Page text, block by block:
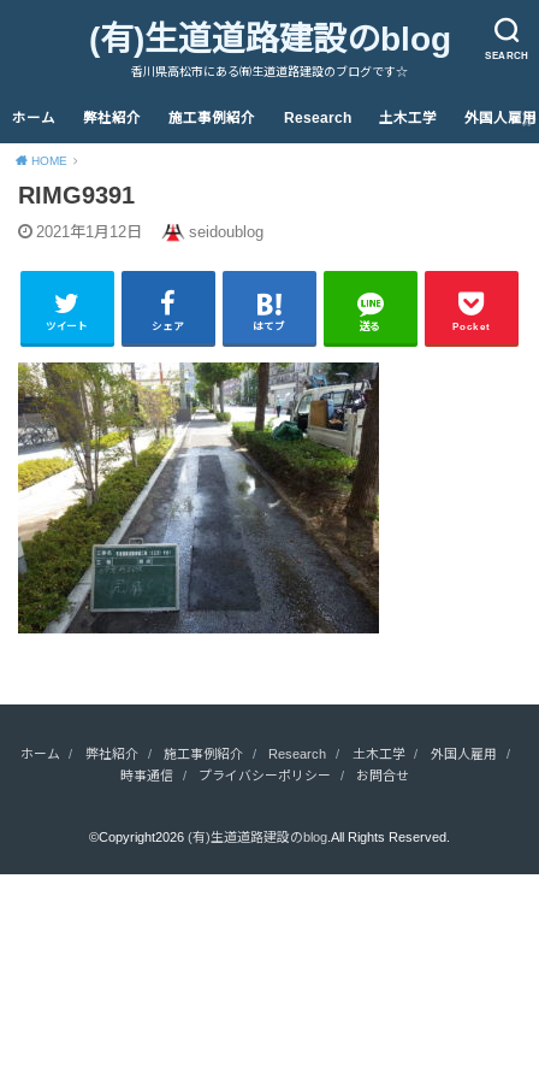
SEARCH
(有)生道道路建設のblog
香川県高松市にある㈲生道道路建設のブログです☆
ホーム 弊社紹介 施工事例紹介 Research 土木工学 外国人雇用
HOME
RIMG9391
2021年1月12日 seidoublog
ツイート シェア はてブ 送る Pocket
ホーム 弊社紹介 施工事例紹介 Research 土木工学
外国人雇用
時事通信
プライバシーポリシー お問合せ
©Copyright2026 (有)生道道路建設のblog.All Rights Reserved.